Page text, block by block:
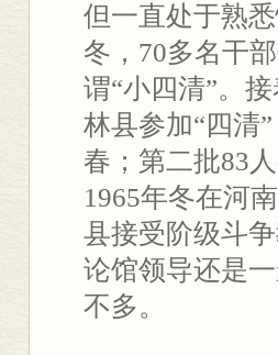
但一直处于熟
冬，70多名干
谓“小四清”。
林县参加“四清
春；第二批83
1965年冬在河
县接受阶级斗
论馆领导还是
不多。